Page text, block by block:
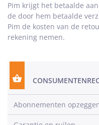
Pim krijgt het betaalde
de door hem betaalde
Pim de kosten van de
rekening nemen.
Abonnementen